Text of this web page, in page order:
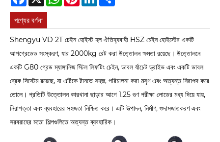
পণ্যের বর্ণনা
Shengyu VD 2T চেইন হোইস্ট হল ঐতিহ্যবাহী HSZ চেইন হোইস্টের একটি
আপগ্রেডেড সংস্করণ, যার 2000kg রেট করা উত্তোলন ক্ষমতা রয়েছে। উত্তোলনে
একটি G80 গ্রেড ম্যাঙ্গানিজ স্টিল লিফটিং চেইন, ডাবল র্যাচেট ড্রাইভ এবং একটি ডাবল
ব্রেক সিস্টেম রয়েছে, যা এটিকে টানতে সহজ, পরিচালনা করা মসৃণ এবং অত্যন্ত নিরাপদ করে
তোলে। প্রতিটি উত্তোলন কারখানা ছাড়ার আগে 1.25 গুণ পরীক্ষা লোডের মধ্য দিয়ে যায়,
নিরাপত্তা এবং ব্যবহারের সহজতা নিশ্চিত করে। এটি উত্পাদন, নির্মাণ, গুদামজাতকরণ এবং
সরবরাহের মতো শিল্পগুলিতে অত্যন্ত ব্যবহারিক।